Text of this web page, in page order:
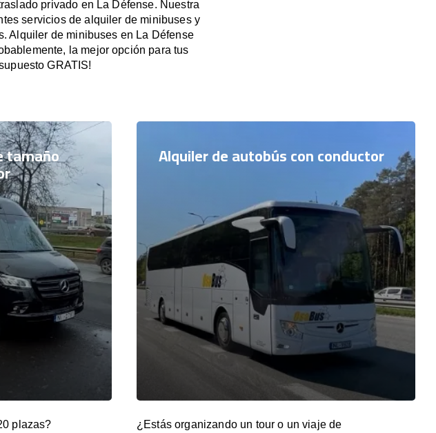
privado en La Défense. Nuestra
servicios de alquiler de minibuses y
Alquiler de minibuses en La Défense
la mejor opción para tus
GRATIS!
tamaño
plazas?
Alquiler de autobús con conductor
¿Estás organizando un tour o un viaje de